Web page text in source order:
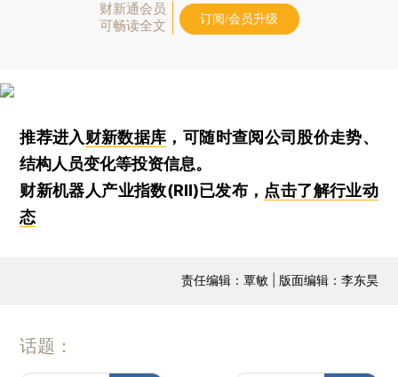
财新通会员
可畅读全文
订阅/会员升级
推荐进入财新数据库 ，可随时查阅公司股价走势、
结构人员变化等投资信息。
财新机器人产业指数(RII)已发布， 点击了解行业动
态
责任编辑：覃敏 | 版面编辑：李东昊
话题：